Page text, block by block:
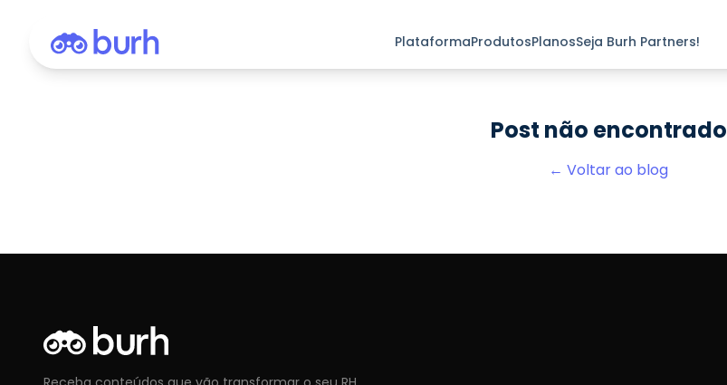
PlataformaProdutosPlanosSeja Burh Partners!
Post não encontrado
← Voltar ao blog